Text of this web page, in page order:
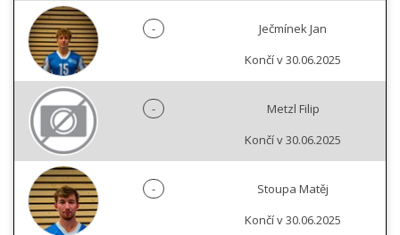
-
Ječmínek Jan
Končí v 30.06.2025
-
Metzl Filip
Končí v 30.06.2025
-
Stoupa Matěj
Končí v 30.06.2025